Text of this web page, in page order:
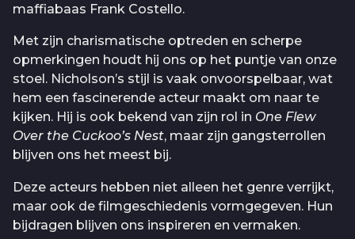
maffiabaas Frank Costello.
Met zijn charismatische optreden en scherpe
opmerkingen houdt hij ons op het puntje van onze
stoel. Nicholson’s stijl is vaak onvoorspelbaar, wat
hem een fascinerende acteur maakt om naar te
kijken. Hij is ook bekend van zijn rol in One Flew
Over the Cuckoo’s Nest, maar zijn gangsterrollen
blijven ons het meest bij.
Deze acteurs hebben niet alleen het genre verrijkt,
maar ook de filmgeschiedenis vormgegeven. Hun
bijdragen blijven ons inspireren en vermaken.